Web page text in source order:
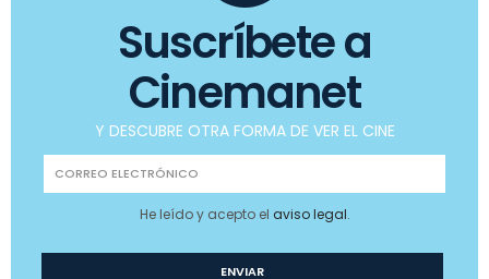
Suscríbete a
Cinemanet
Y DESCUBRE OTRA FORMA DE VER EL CINE
He leído y acepto el aviso legal.